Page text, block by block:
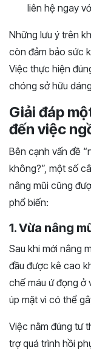
liên hệ ngay
Những lưu ý trên
còn đảm bảo sức
Việc thực hiện
chóng sở hữu
Giải đáp
đến việc
Bên cạnh vấn đề
không?”, một số
nâng mũi cũng
phổ biến:
1. Vừa nâng
Sau khi mới nâng
đầu được kê cao
chế máu ứ đọng ở
úp mặt vì có thể
Việc nằm đúng tư
trợ quá trình hồi